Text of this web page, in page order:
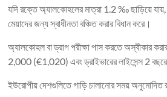
যদি রক্তে অ্যালকোহলের মাত্রা 1.2 ‰ ছাড়িয়ে
মেয়াদের জন্য স্বাধীনতা বঞ্চিত করার বিধান করে।
অ্যালকোহল বা ড্রাগ পরীক্ষা পাস করতে অস্বীকার
2,000 (€1,020) এবং ড্রাইভারের লাইসেন্স 2
ইউরোপীয় দেশগুলিতে গাড়ি চালানোর সময়